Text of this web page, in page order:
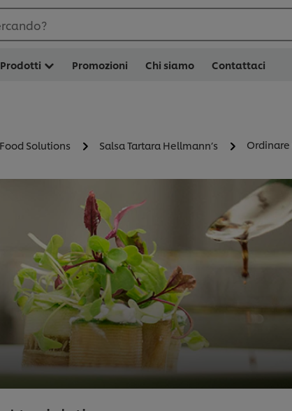
Prodotti Promozioni Chi siamo Contattaci
Solutions Salsa Tartara Hellmann’s